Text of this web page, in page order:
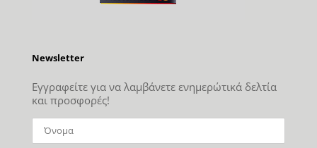
Newsletter
Εγγραφείτε για να λαμβάνετε ενημερώτικά δελτία
και προσφορές!